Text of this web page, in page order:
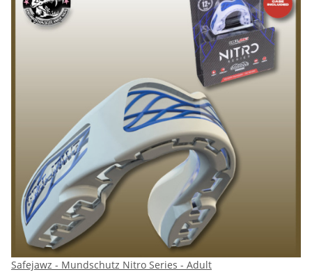
Safejawz - Mundschutz Nitro Series - Adult